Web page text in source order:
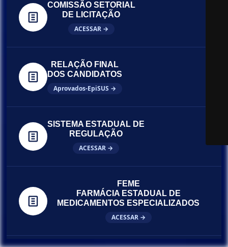
COMISSÃO SETORIAL
DE LICITAÇÃO
ACESSAR →
RELAÇÃO FINAL
DOS CANDIDATOS
Aprovados-EpiSUS →
SISTEMA ESTADUAL DE
REGULAÇÃO
ACESSAR →
FEME
FARMÁCIA ESTADUAL DE
MEDICAMENTOS ESPECIALIZADOS
ACESSAR →